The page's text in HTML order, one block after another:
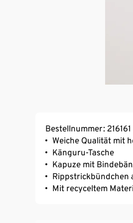
Bestellnummer: 216161
Weiche Qualität mit
Känguru-Tasche
Kapuze mit
Rippstrickbündchen
Mit recyceltem